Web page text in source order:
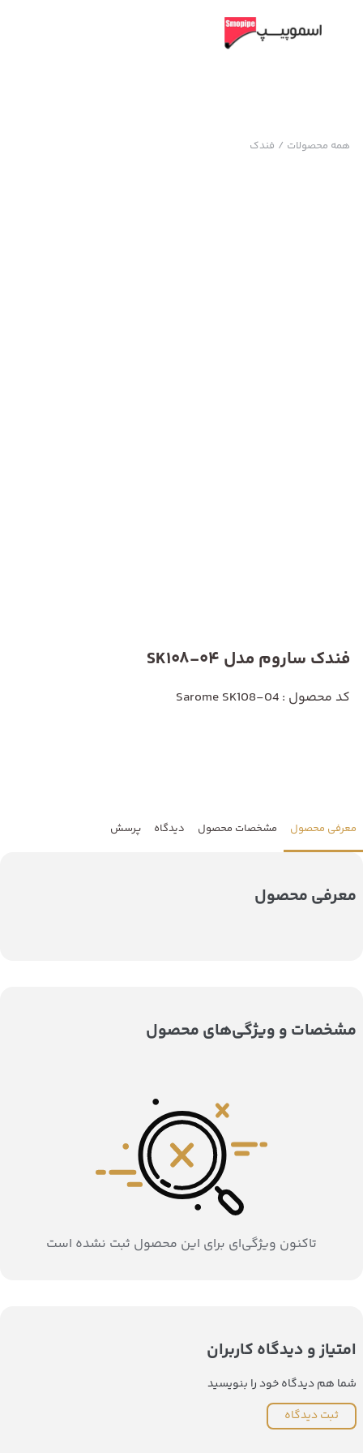
همه محصولات / فندک
فندک ساروم مدل SK108-04
کد محصول : Sarome SK108-04
معرفی محصول مشخصات محصول دیدگاه پرسش
معرفی محصول
مشخصات و ویژگی‌های محصول
تاکنون ویژگی‌ای برای این محصول ثبت نشده است
امتیاز و دیدگاه کاربران
شما هم دیدگاه خود را بنویسید
ثبت دیدگاه